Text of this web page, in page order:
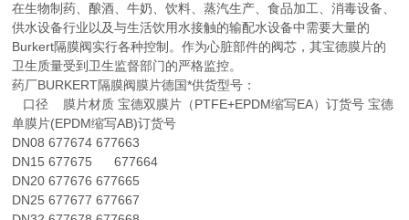
在生物制药、酿酒、牛奶、饮料、蒸汽生产、食品加工、消毒设备、
供水设备行业以及与生活饮用水接触的输配水设备中需要大量的
Burkert隔膜阀实行各种控制。作为心脏部件的阀芯，其宝德膜片的
卫生质量受到卫生监督部门的严格监控。
药厂BURKERT隔膜阀膜片德国*供货型号：
口径 膜片材质 宝德双膜片（PTFE+EPDM缩写EA）订货号 宝德
单膜片(EPDM缩写AB)订货号
DN08 677674 677663
DN15 677675 677664
DN20 677676 677665
DN25 677677 677667